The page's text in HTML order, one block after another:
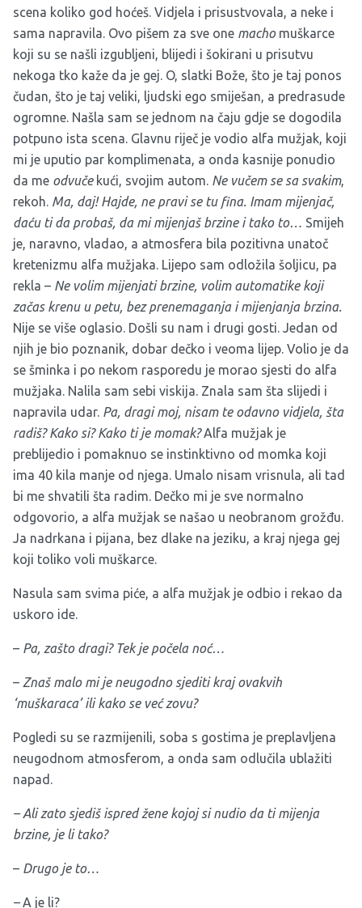
scena koliko god hoćeš. Vidjela i prisustvovala, a neke i
sama napravila. Ovo pišem za sve one machomuškarce
koji su se našli izgubljeni, blijedi i šokirani u prisutvu
nekoga tko kaže da je gej. O, slatki Bože, što je taj ponos
čudan, što je taj veliki, ljudski ego smiješan, a predrasude
ogromne. Našla sam se jednom na čaju gdje se dogodila
potpuno ista scena. Glavnu riječ je vodio alfa mužjak, koji
mi je uputio par komplimenata, a onda kasnije ponudio
da me odvučekući, svojim autom. Ne vučem se sa svakim,
rekoh. Ma, daj! Hajde, ne pravi se tu fina. Imam mijenjač,
daću ti da probaš, da mi mijenjaš brzine i tako to… Smijeh
je, naravno, vladao, a atmosfera bila pozitivna unatoč
kretenizmu alfa mužjaka. Lijepo sam odložila šoljicu, pa
rekla – Ne volim mijenjati brzine, volim automatike koji
začas krenu u petu, bez prenemaganja i mijenjanja brzina.
Nije se više oglasio. Došli su nam i drugi gosti. Jedan od
njih je bio poznanik, dobar dečko i veoma lijep. Volio je da
se šminka i po nekom rasporedu je morao sjesti do alfa
mužjaka. Nalila sam sebi viskija. Znala sam šta slijedi i
napravila udar. Pa, dragi moj, nisam te odavno vidjela, šta
radiš? Kako si? Kako ti je momak?Alfa mužjak je
preblijedio i pomaknuo se instinktivno od momka koji
ima 40 kila manje od njega. Umalo nisam vrisnula, ali tad
bi me shvatili šta radim. Dečko mi je sve normalno
odgovorio, a alfa mužjak se našao u neobranom grožđu.
Ja nadrkana i pijana, bez dlake na jeziku, a kraj njega gej
koji toliko voli muškarce.
Nasula sam svima piće, a alfa mužjak je odbio i rekao da
uskoro ide.
– Pa, zašto dragi? Tek je počela noć…
– Znaš malo mi je neugodno sjediti kraj ovakvih
‘muškaraca’ ili kako se već zovu?
Pogledi su se razmijenili, soba s gostima je preplavljena
neugodnom atmosferom, a onda sam odlučila ublažiti
napad.
– Ali zato sjediš ispred žene kojoj si nudio da ti mijenja
brzine, je li tako?
– Drugo je to…
–A je li?